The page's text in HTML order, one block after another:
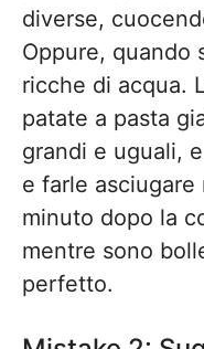
diverse,
Oppure, quando
ricche di acqua.
patate a pasta
grandi e uguali,
e farle
minuto dopo la
mentre sono
perfetto.